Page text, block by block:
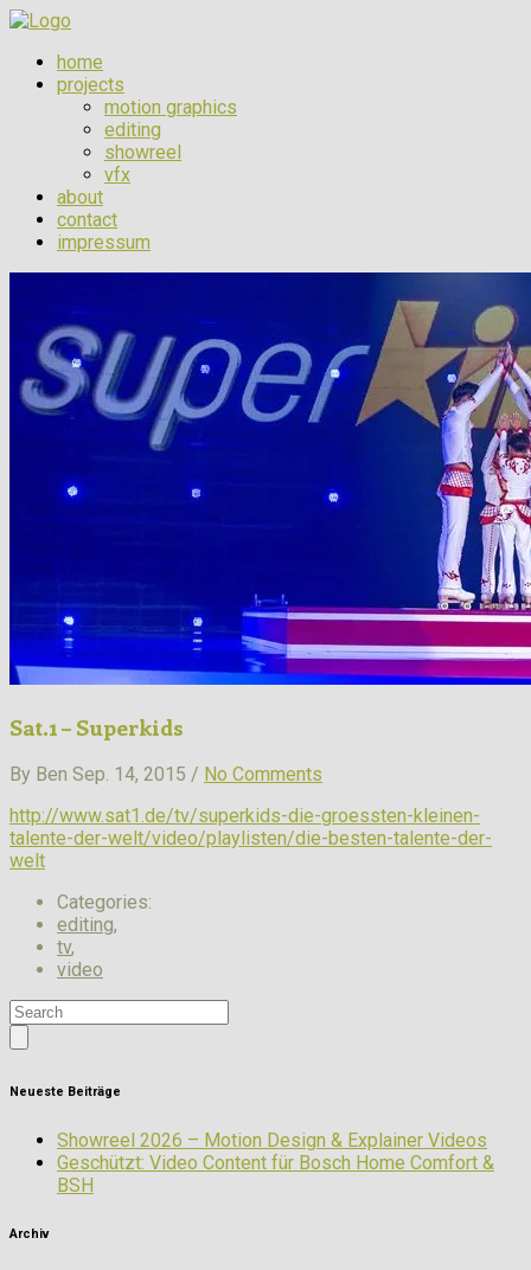
home
projects
motion graphics
editing
showreel
vfx
about
contact
impressum
Sat.1 – Superkids
By Ben Sep. 14, 2015 / No Comments
http://www.sat1.de/tv/superkids-die-groessten-kleinen-
talente-der-welt/video/playlisten/die-besten-talente-der-
welt
Categories:
editing,
tv,
video
Neueste Beiträge
Showreel 2026 – Motion Design & Explainer Videos
Geschützt: Video Content für Bosch Home Comfort &
BSH
Archiv